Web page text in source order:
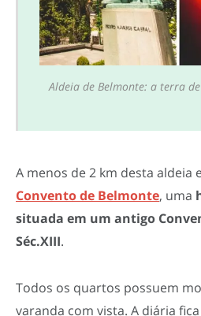
Aldeia de Belmonte: a terra
A menos de 2 km desta aldeia
Convento de Belmonte, uma
situada em um antigo
Séc.XIII.
Todos os quartos possuem
varanda com vista. A diária